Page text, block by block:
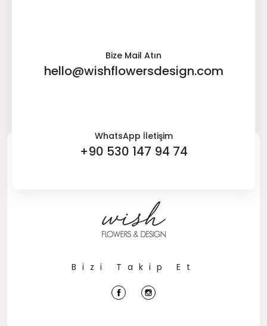
Bize Mail Atın
hello@wishflowersdesign.com
WhatsApp İletişim
+90 530 147 94 74
Bizi Takip Et